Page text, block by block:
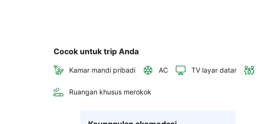
Cocok untuk trip Anda
Kamar mandi pribadi AC TV layar datar
Ruangan khusus merokok